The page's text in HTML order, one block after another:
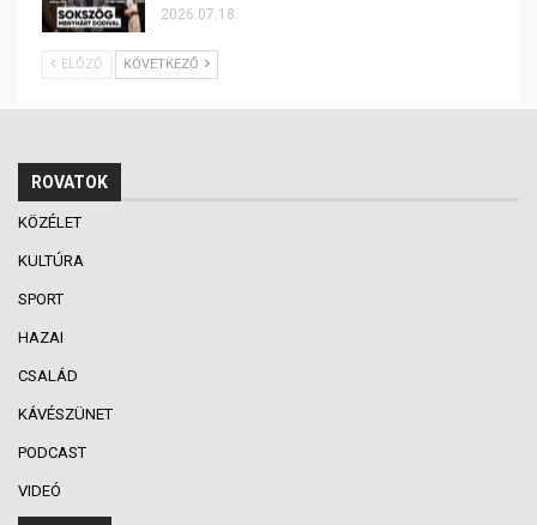
2026.07.18.
ELŐZŐ KÖVETKEZŐ
ROVATOK
KÖZÉLET
KULTÚRA
SPORT
HAZAI
CSALÁD
KÁVÉSZÜNET
PODCAST
VIDEÓ